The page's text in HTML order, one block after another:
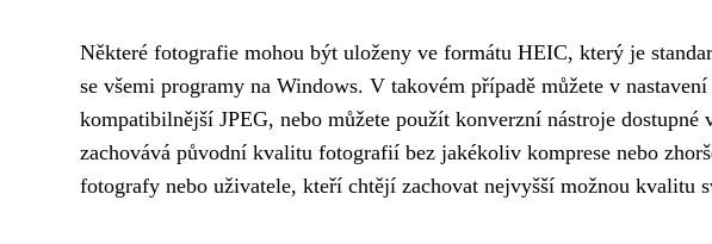
Některé fotografie mohou být uloženy ve formátu HEIC, který je
se všemi programy na Windows. V takovém případě můžete v
kompatibilnější JPEG, nebo můžete použít konverzní nástroje dostupné
zachovává původní kvalitu fotografií bez jakékoliv komprese nebo
fotografy nebo uživatele, kteří chtějí zachovat nejvyšší možnou kvalitu